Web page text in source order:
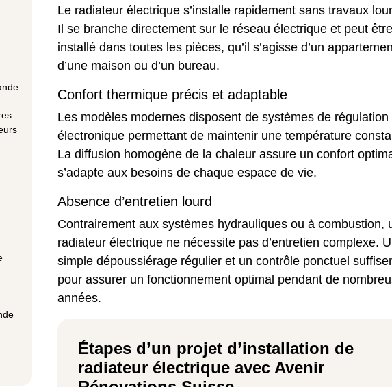
Le radiateur électrique s’installe rapidement sans travaux
Il se branche directement sur le réseau électrique et peut être
installé dans toutes les pièces, qu’il s’agisse d’un
d’une maison ou d’un bureau.
Confort thermique précis et adaptable
Les modèles modernes disposent de systèmes de régulation
électronique permettant de maintenir une température
La diffusion homogène de la chaleur assure un confort
s’adapte aux besoins de chaque espace de vie.
Absence d’entretien lourd
Contrairement aux systèmes hydrauliques ou à combustion,
radiateur électrique ne nécessite pas d’entretien complexe.
simple dépoussiérage régulier et un contrôle ponctuel
pour assurer un fonctionnement optimal pendant de
années.
Étapes d’un projet d’installation de
radiateur électrique avec Avenir